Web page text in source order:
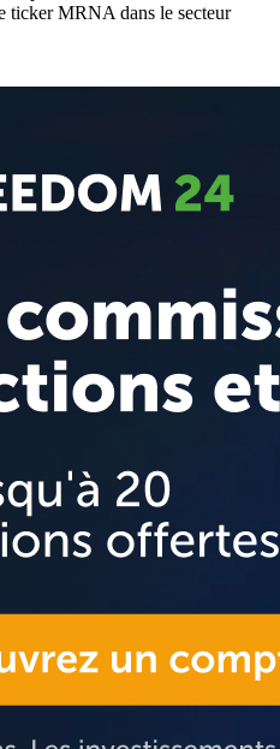
tickerMRNA dans le secteur